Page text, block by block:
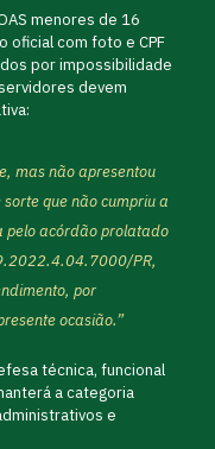
menores de 16
oficial com foto e CPF
por impossibilidade
devem
mas não apresentou
que não cumpriu a
pelo acórdão prolatado
PR,
por
ocasião.”
técnica, funcional
a categoria
e